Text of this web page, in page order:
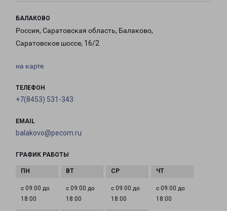
БАЛАКОВО
Россия, Саратовская область, Балаково,
Саратовское шоссе, 16/2
на карте
ТЕЛЕФОН
+7(8453) 531-343
EMAIL
balakovo@pecom.ru
ГРАФИК РАБОТЫ
с 09:00 до
18:00
с 09:00 до
18:00
с 09:00 до
18:00
с 09:00 до
18:00